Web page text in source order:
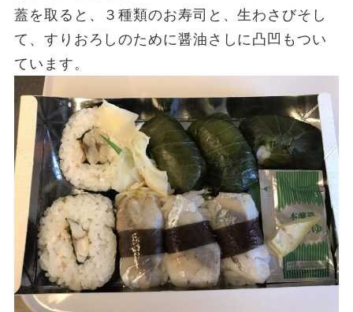
蓋を取ると、３種類のお寿司と、生わさびそし
て、すりおろしのために醤油さしに凸凹もつい
ています。